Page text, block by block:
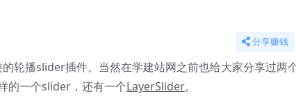
分享赚钱
轮播slider插件。当然在学建站网之前也给大家分享过两
的一个slider，还有一个LayerSlider。